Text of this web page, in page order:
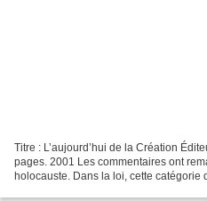
Titre : L’aujourd’hui de la Création
pages. 2001 Les commentaires ont
holocauste. Dans la loi, cette catégorie